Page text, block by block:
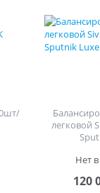
легковой
Нет
120